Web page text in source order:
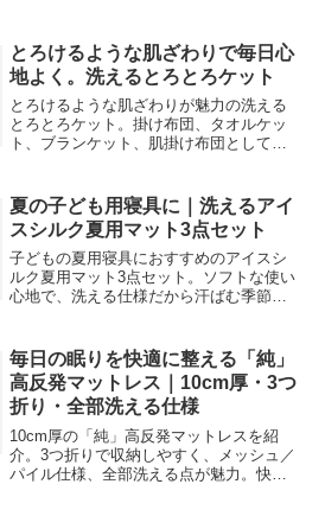
とろけるような肌ざわりで毎日心
地よく。洗えるとろとろケット
とろけるような肌ざわりが魅力の洗える
とろとろケット。掛け布団、タオルケッ
ト、ブランケット、肌掛け布団として使
夏の子ども用寝具に｜洗えるアイ
スシルク夏用マット3点セット
子どもの夏用寝具におすすめのアイスシ
ルク夏用マット3点セット。ソフトな使い
心地で、洗える仕様だから汗ばむ季節に
毎日の眠りを快適に整える「純」
高反発マットレス｜10cm厚・3つ
折り・全部洗える仕様
10cm厚の「純」高反発マットレスを紹
介。3つ折りで収納しやすく、メッシュ／
パイル仕様、全部洗える点が魅力。快適